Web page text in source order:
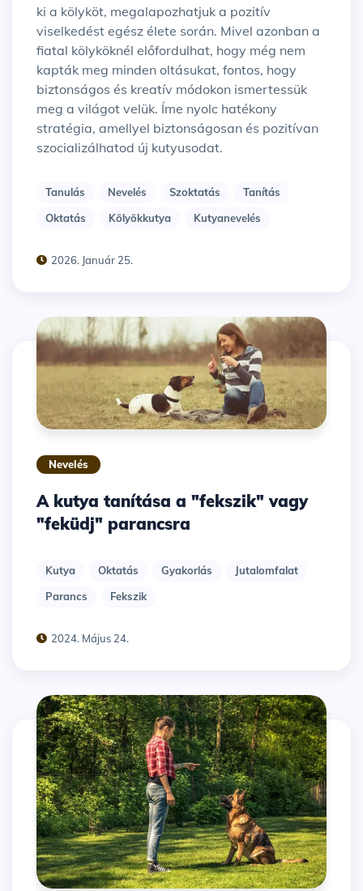
ki a kölyköt, megalapozhatjuk a pozitív
viselkedést egész élete során. Mivel azonban a
fiatal kölyköknél előfordulhat, hogy még nem
kapták meg minden oltásukat, fontos, hogy
biztonságos és kreatív módokon ismertessük
meg a világot velük. Íme nyolc hatékony
stratégia, amellyel biztonságosan és pozitívan
szocializálhatod új kutyusodat.
Tanulás Nevelés Szoktatás
Tanítás
Oktatás
Kölyökkutya Kutyanevelés
2026. Január 25.
Nevelés
A kutya tanítása a "fekszik" vagy
"feküdj" parancsra
Kutya Oktatás Gyakorlás
Jutalomfalat
Parancs
Fekszik
2024. Május 24.